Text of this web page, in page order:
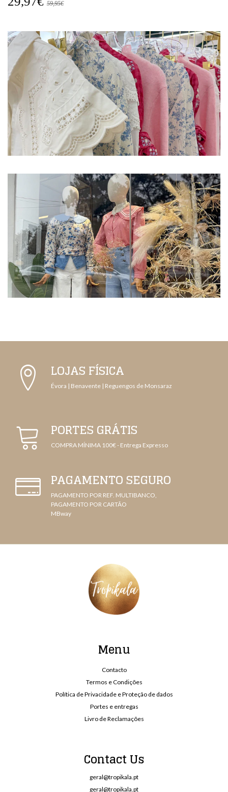
59,95€
LOJAS FÍSICA
Évora | Benavente | Reguengos de Monsaraz
PORTES GRÁTIS
COMPRA MÍNIMA 100€ - Entrega Expresso
PAGAMENTO SEGURO
PAGAMENTO POR REF. MULTIBANCO,
PAGAMENTO POR CARTÃO
MBway
Menu
Contacto
Termos e Condições
Política de Privacidade e Proteção de dados
Portes e entregas
Livro de Reclamações
Contact Us
geral@tropikala.pt
geral@tropikala.pt